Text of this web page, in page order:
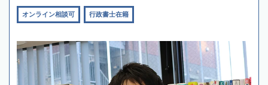
オンライン相談可 行政書士在籍